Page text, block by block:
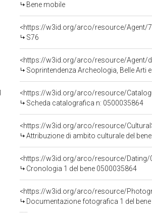
Bene mobile
<https://w3id.org/arco/resource/Agent/
S76
<https://w3id.org/arco/resource/Agent/
Soprintendenza Archeologia, Belle Arti
<https://w3id.org/arco/resource/
Scheda catalografica n: 0500035864
<https://w3id.org/arco/resource/
Attribuzione di ambito culturale del
<https://w3id.org/arco/resource/Dating/
Cronologia 1 del bene 0500035864
<https://w3id.org/arco/resource/
Documentazione fotografica 1 del